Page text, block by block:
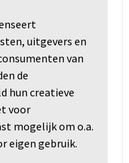
uitgevers en
van
de
hun creatieve
voor
mogelijk om o.a.
eigen gebruik.